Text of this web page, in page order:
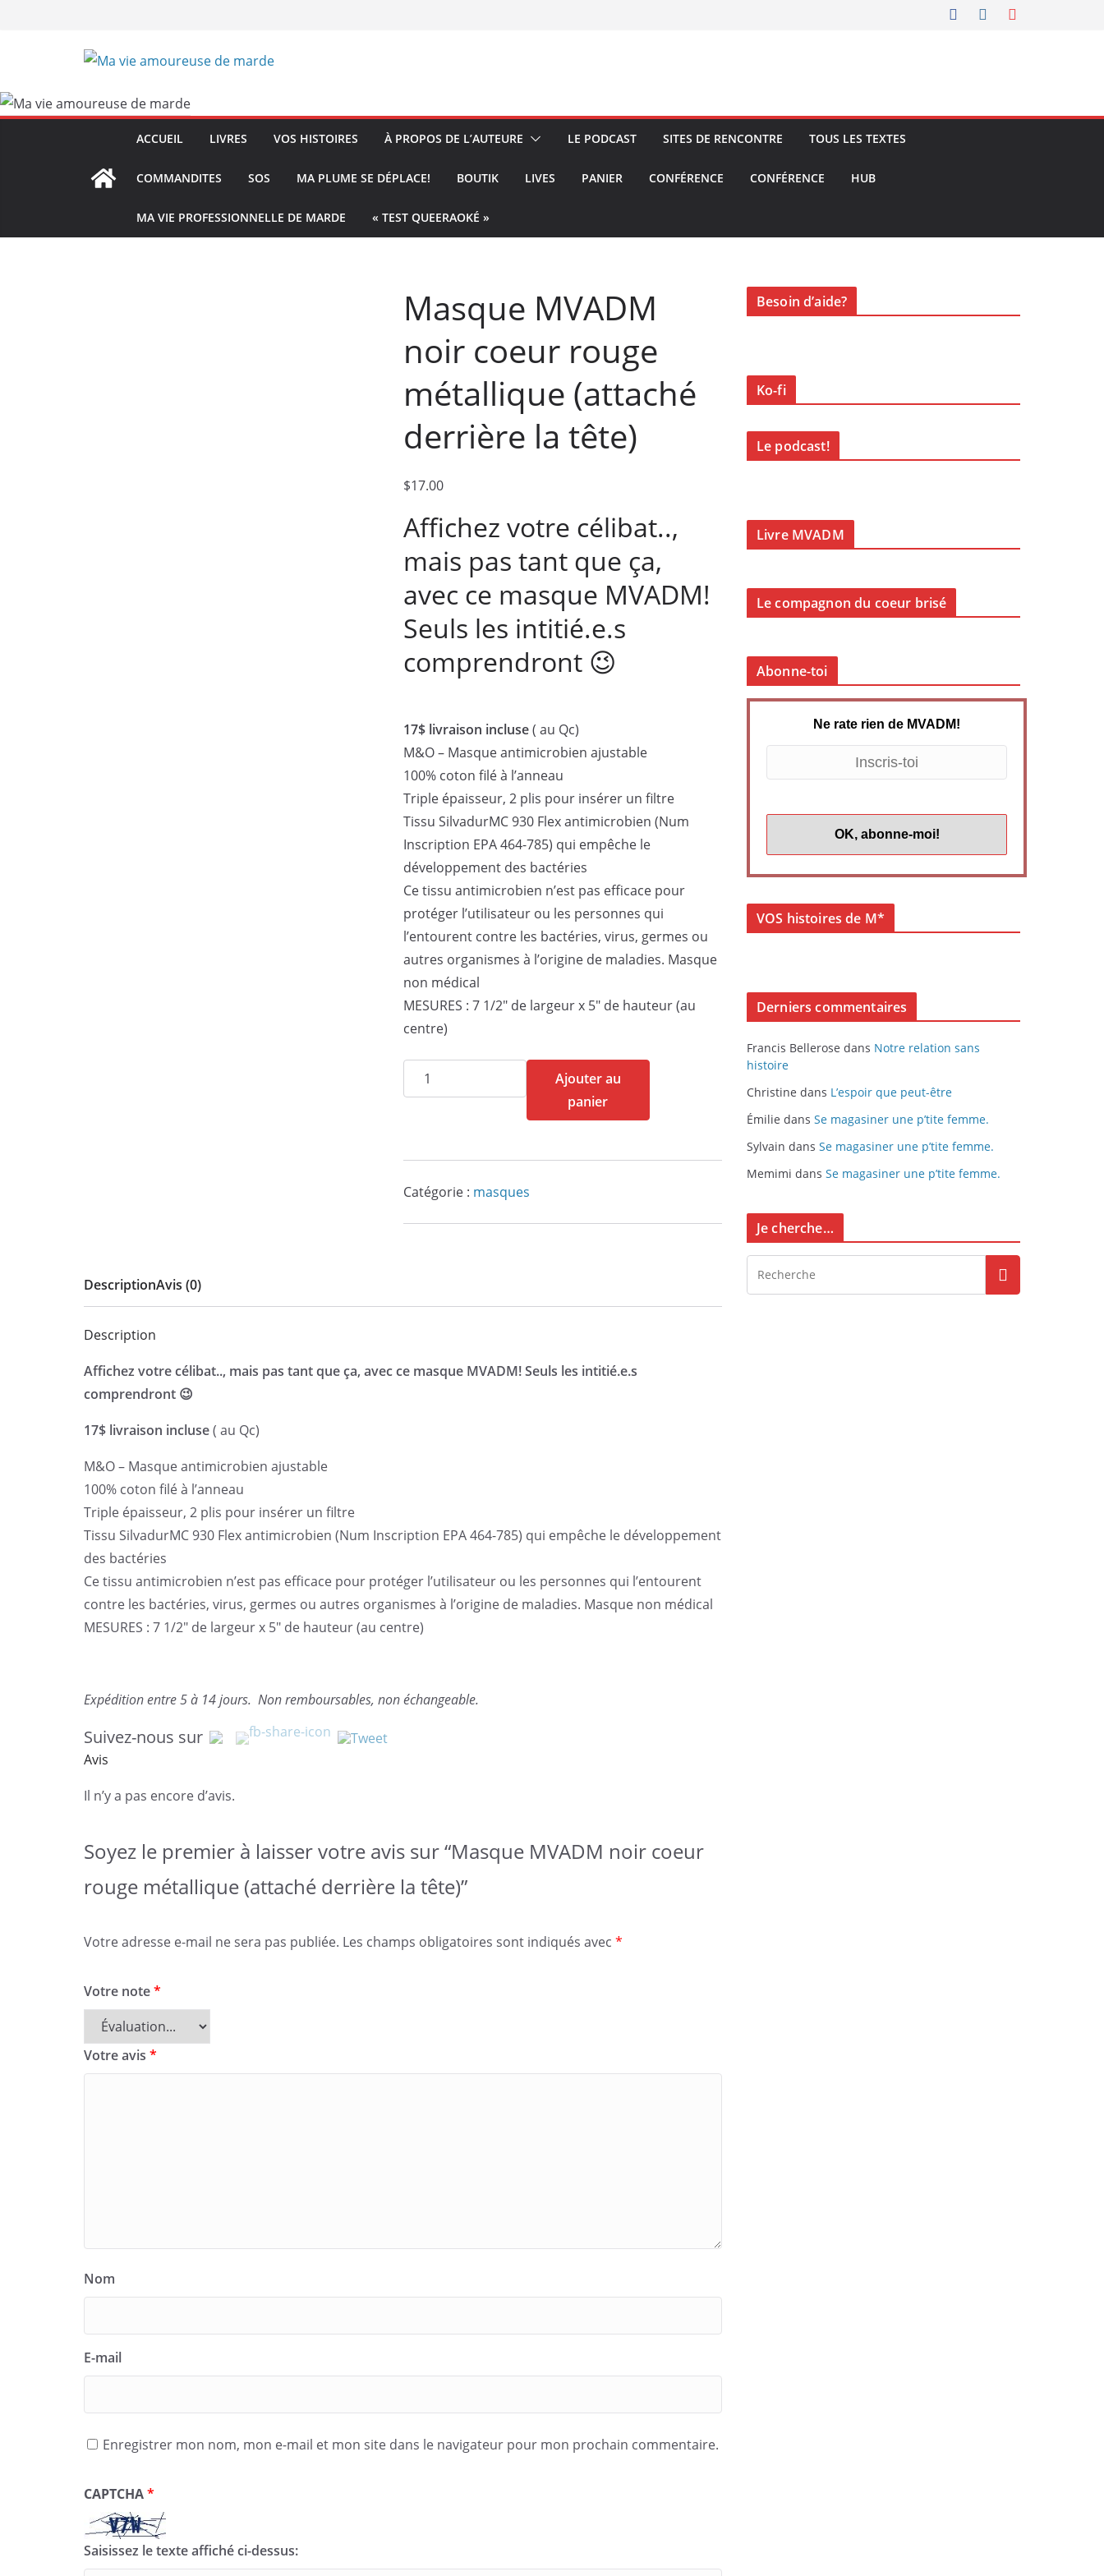
ACCUEIL LIVRES VOS HISTOIRES À PROPOS DE L’AUTEURE LE PODCAST SITES DE RENCONTRE TOUS LES TEXTES
COMMANDITES SOS MA PLUME SE DÉPLACE! BOUTIK LIVES PANIER CONFÉRENCE CONFÉRENCE HUB
MA VIE PROFESSIONNELLE DE MARDE « TEST QUEERAOKÉ »
Masque MVADM
noir coeur rouge
métallique (attaché
derrière la tête)
$17.00
Affichez votre célibat..,
mais pas tant que ça,
avec ce masque MVADM!
Seuls les intitié.e.s
comprendront 😉
17$ livraison incluse( au Qc)
M&O – Masque antimicrobien ajustable
100% coton filé à l’anneau
Triple épaisseur, 2 plis pour insérer un filtre
Tissu SilvadurMC 930 Flex antimicrobien (Num
Inscription EPA 464-785) qui empêche le
développement des bactéries
Ce tissu antimicrobien n’est pas efficace pour
protéger l’utilisateur ou les personnes qui
l’entourent contre les bactéries, virus, germes ou
autres organismes à l’origine de maladies. Masque
non médical
MESURES : 7 1/2″ de largeur x 5″ de hauteur (au
centre)
quantité
de
noir
coeur
Ajouter au
panier
Catégorie : masques
DescriptionAvis (0)
Description
Affichez votre célibat.., mais pas tant que ça, avec ce masque MVADM! Seuls les intitié.e.s
comprendront 😉
17$ livraison incluse( au Qc)
M&O – Masque antimicrobien ajustable
100% coton filé à l’anneau
Triple épaisseur, 2 plis pour insérer un filtre
Tissu SilvadurMC 930 Flex antimicrobien (Num Inscription EPA 464-785) qui empêche le développement
des bactéries
Ce tissu antimicrobien n’est pas efficace pour protéger l’utilisateur ou les personnes qui l’entourent
contre les bactéries, virus, germes ou autres organismes à l’origine de maladies. Masque non médical
MESURES : 7 1/2″ de largeur x 5″ de hauteur (au centre)
Expédition entre 5 à 14 jours. Non remboursables, non échangeable.
Suivez-nous sur
Avis
Il n’y a pas encore d’avis.
Soyez le premier à laisser votre avis sur “Masque MVADM noir coeur
rouge métallique (attaché derrière la tête)”
Votre adresse e-mail ne sera pas publiée. Les champs obligatoires sont indiqués avec *
Votre note*
Votre avis *
Nom
E-mail
Enregistrer mon nom, mon e-mail et mon site dans le navigateur pour mon prochain commentaire.
CAPTCHA*
Saisissez le texte affiché ci-dessus:
Besoin d’aide?
Ko-fi
Le podcast!
Livre MVADM
Le compagnon du coeur brisé
Abonne-toi
Ne rate rien de MVADM!
VOS histoires de M*
Derniers commentaires
Francis Bellerose dans Notre relation sans
histoire
Christine dans L’espoir que peut-être
Émilie dans Se magasiner une p’tite femme.
Sylvain dans Se magasiner une p’tite femme.
Memimi dans Se magasiner une p’tite femme.
Je cherche…